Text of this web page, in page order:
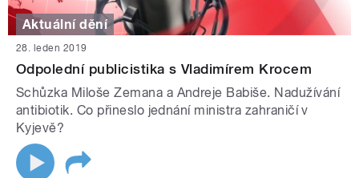
Aktuální dění
28. leden 2019
Odpolední publicistika s Vladimírem Krocem
Schůzka Miloše Zemana a Andreje Babiše. Nadužívání
antibiotik. Co přineslo jednání ministra zahraničí v
Kyjevě?